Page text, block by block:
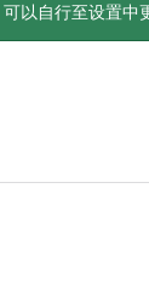
以自行至设置中